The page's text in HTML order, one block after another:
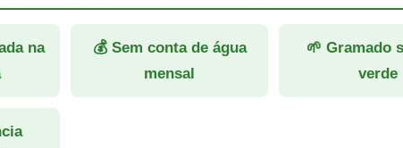
na
💰 Sem conta de água
mensal
🌱 Gramado
verde